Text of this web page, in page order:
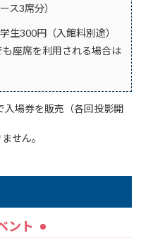
ス3席分）
生300円（入館料別途）
座席を利用される場合は
場券を販売（各回投影開
せん。
ント